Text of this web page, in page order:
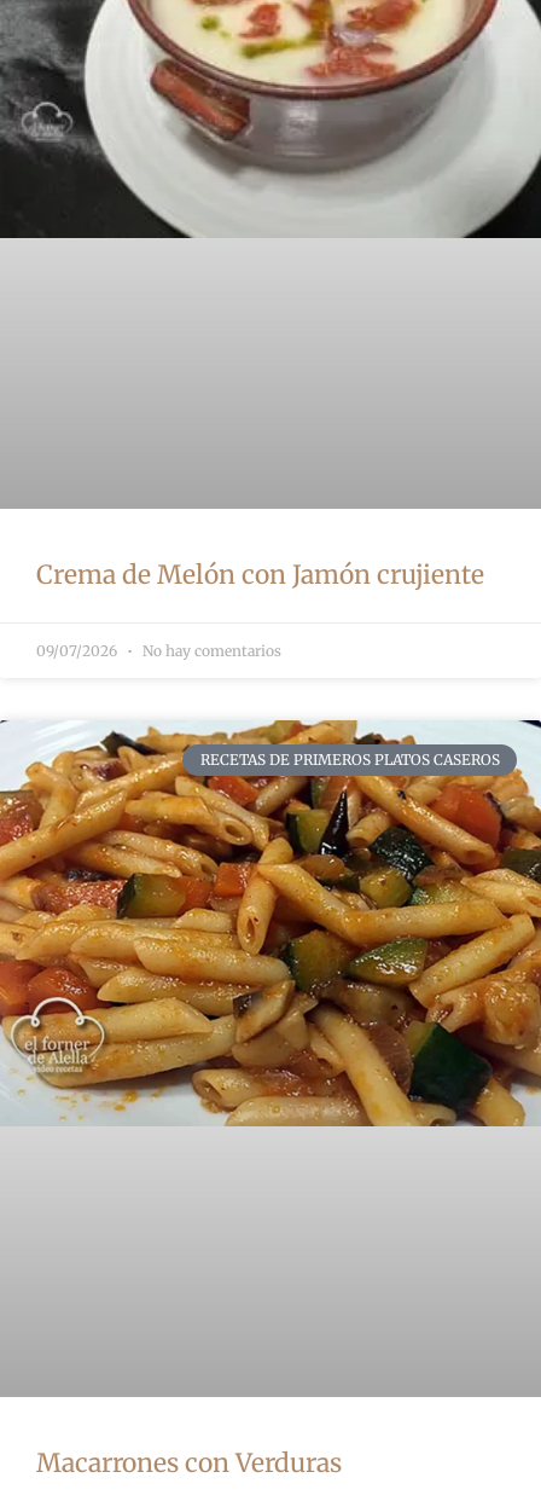
Crema de Melón con Jamón crujiente
09/07/2026 No hay comentarios
RECETAS DE PRIMEROS PLATOS CASEROS
Macarrones con Verduras